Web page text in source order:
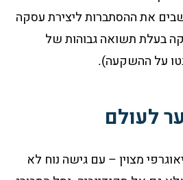
את ההסתברות ליצירת עסקה
בעלת תשואה גבוהות של
לעולם
מצוין – עם גישה נוח לא